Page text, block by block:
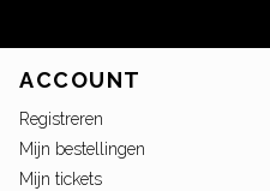
ACCOUNT
Registreren
Mijn bestellingen
Mijn tickets